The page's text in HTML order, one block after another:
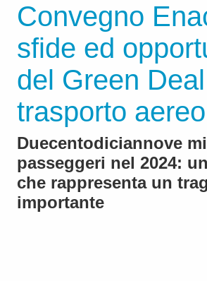
Convegno
sfide ed
del Green Deal
trasporto aereo
Duecentodiciannove
passeggeri nel 2024:
che rappresenta un
importante